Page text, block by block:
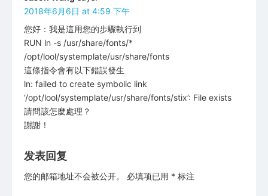
2018年6月6日 at 4:59 下午
您好：我是這用您的步驟執行到
RUN ln -s /usr/share/fonts/*
/opt/lool/systemplate/usr/share/fonts
這條指令會有以下錯誤發生
ln: failed to create symbolic link
‘/opt/lool/systemplate/usr/share/fonts/stix’: File exists
請問該怎麼處理？
謝謝！
发表回复
您的邮箱地址不会被公开。 必填项已用 * 标注